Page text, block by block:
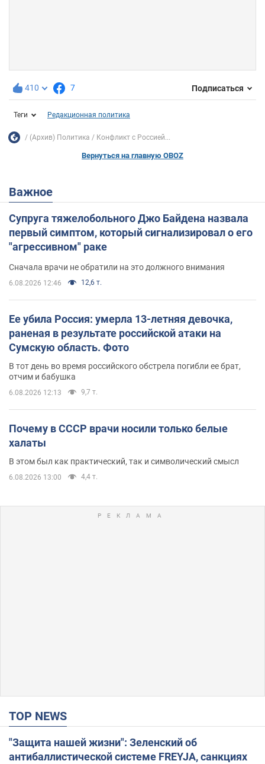
410 7 Подписаться
Теги Редакционная политика
(Архив) Политика Конфликт с Россией...
Вернуться на главную OBOZ
Важное
Супруга тяжелобольного Джо Байдена назвала
первый симптом, который сигнализировал о его
"агрессивном" раке
Сначала врачи не обратили на это должного внимания
6.08.2026 12:46 12,6 т.
Ее убила Россия: умерла 13-летняя девочка,
раненая в результате российской атаки на
Сумскую область. Фото
В тот день во время российского обстрела погибли ее брат,
отчим и бабушка
6.08.2026 12:13 9,7 т.
Почему в СССР врачи носили только белые
халаты
В этом был как практический, так и символический смысл
6.08.2026 13:00 4,4 т.
TOP NEWS
"Защита нашей жизни": Зеленский об
антибаллистической системе FREYJA, санкциях